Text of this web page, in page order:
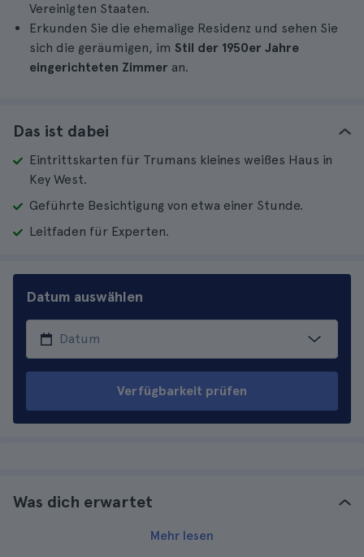
Vereinigten Staaten.
Erkunden Sie die ehemalige Residenz und sehen Sie
sich die geräumigen, im Stil der 1950er Jahre
eingerichteten Zimmer an.
Das ist dabei
Eintrittskarten für Trumans kleines weißes Haus in
Key West.
Geführte Besichtigung von etwa einer Stunde.
Leitfaden für Experten.
Datum auswählen
Verfügbarkeit prüfen
Was dich erwartet
Mehr lesen